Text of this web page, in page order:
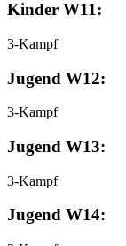
Kinder W11:
3-Kampf
Jugend W12:
3-Kampf
Jugend W13:
3-Kampf
Jugend W14: